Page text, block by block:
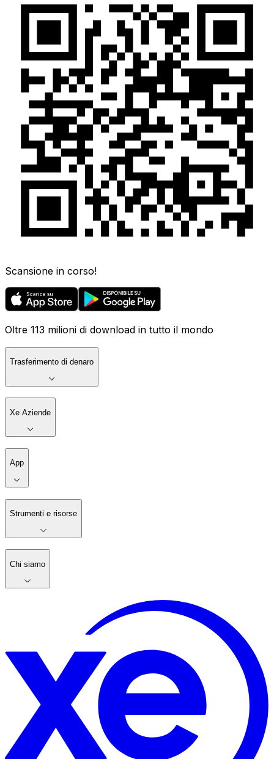
Scansione in corso!
Oltre 113 milioni di download in tutto il mondo
Trasferimento di denaro
Xe Aziende
App
Strumenti e risorse
Chi siamo